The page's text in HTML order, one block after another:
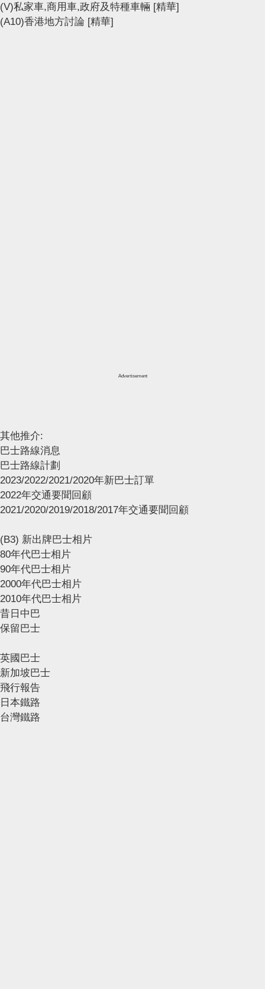
(V)私家車,商用車,政府及特種車輛 [精華]
(A10)香港地方討論 [精華]
Advertisement
其他推介:
巴士路線消息
巴士路線計劃
2023/2022/2021/2020年新巴士訂單
2022年交通要聞回顧
2021/2020/2019/2018/2017年交通要聞回顧
(B3) 新出牌巴士相片
80年代巴士相片
90年代巴士相片
2000年代巴士相片
2010年代巴士相片
昔日中巴
保留巴士
英國巴士
新加坡巴士
飛行報告
日本鐵路
台灣鐵路